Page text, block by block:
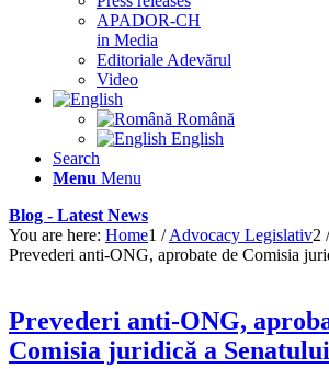
APADOR-CH
in Media
Editoriale Adevărul
Video
Română
English
Search
Menu Menu
Blog - Latest News
You are here: Home1 / Advocacy Legislativ2 /
Prevederi anti-ONG, aprobate de Comisia
Prevederi anti-ONG,
Comisia juridică a Senatului